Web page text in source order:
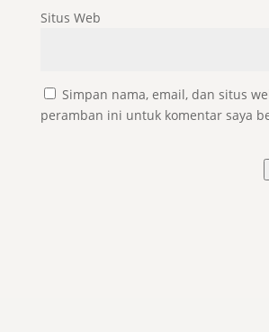
Situs Web
Simpan nama, email, dan situs
peramban ini untuk komentar saya